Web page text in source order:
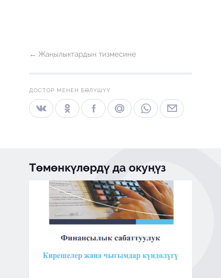
← Жаңылыктардын тизмесине
ДОСТОР МЕНЕН БӨЛҮШҮҮ
Төмөнкүлөрдү да окуңүз